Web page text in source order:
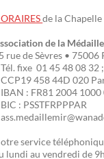
de la Chapelle
de la
rue de Sèvres • 75006
fixe 01 45 48 08
458 44D 020
: FR81 2004
: PSSTFRPPPAR
service
lundi au vendredi de